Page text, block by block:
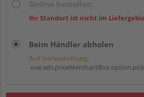
Ihr Standort ist nicht im
Beim Händler abholen
Auf Vorbestellung: